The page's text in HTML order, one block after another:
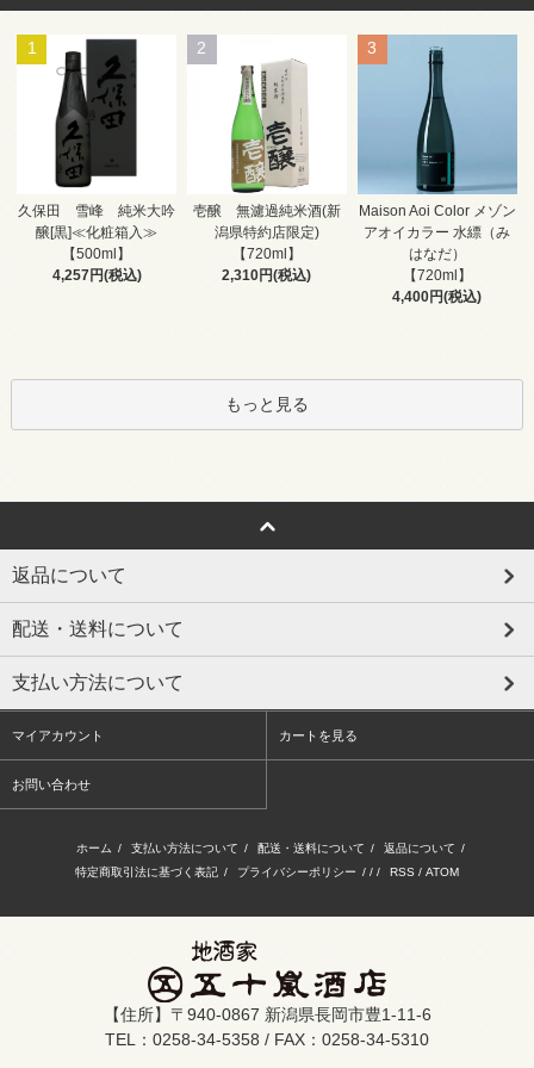
1
久保田 雪峰 純米大吟
醸[黒]≪化粧箱入≫
【500ml】
4,257円(税込)
2
壱醸 無濾過純米酒(新
潟県特約店限定)
【720ml】
2,310円(税込)
3
Maison Aoi Color メゾン
アオイカラー 水縹（み
はなだ）
【720ml】
4,400円(税込)
もっと見る
返品について
配送・送料について
支払い方法について
マイアカウント カートを見る
お問い合わせ
ホーム / 支払い方法について / 配送・送料について / 返品について /
特定商取引法に基づく表記 / プライバシーポリシー / / / RSS / ATOM
【住所】〒940-0867 新潟県長岡市豊1-11-6
TEL：0258-34-5358 / FAX：0258-34-5310